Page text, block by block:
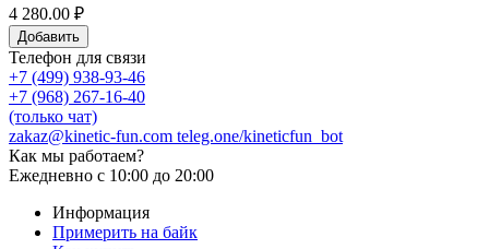
4 280.00 ₽
Добавить
Телефон для связи
+7 (499) 938-93-46
+7 (968) 267-16-40
(только чат)
zakaz@kinetic-fun.com teleg.one/kineticfun_bot
Как мы работаем?
Ежедневно с 10:00 до 20:00
Информация
Примерить на байк